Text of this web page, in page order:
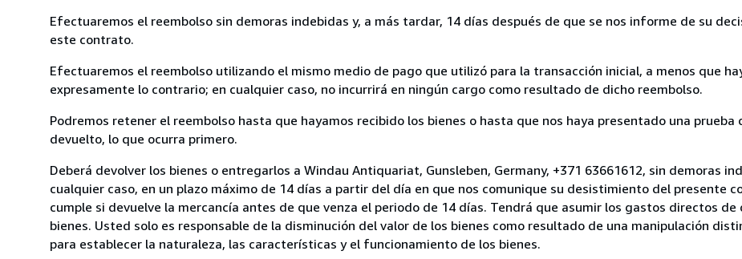
Efectuaremos el reembolso sin demoras indebidas y, a más tardar, 14 días después de que se nos informe de su
este contrato.
Efectuaremos el reembolso utilizando el mismo medio de pago que utilizó para la transacción inicial, a menos que
expresamente lo contrario; en cualquier caso, no incurrirá en ningún cargo como resultado de dicho reembolso.
Podremos retener el reembolso hasta que hayamos recibido los bienes o hasta que nos haya presentado una prueba
devuelto, lo que ocurra primero.
Deberá devolver los bienes o entregarlos a Windau Antiquariat, Gunsleben, Germany, +371 63661612, sin demoras
cualquier caso, en un plazo máximo de 14 días a partir del día en que nos comunique su desistimiento del presente
cumple si devuelve la mercancía antes de que venza el periodo de 14 días. Tendrá que asumir los gastos directos de
bienes. Usted solo es responsable de la disminución del valor de los bienes como resultado de una manipulación
para establecer la naturaleza, las características y el funcionamiento de los bienes.